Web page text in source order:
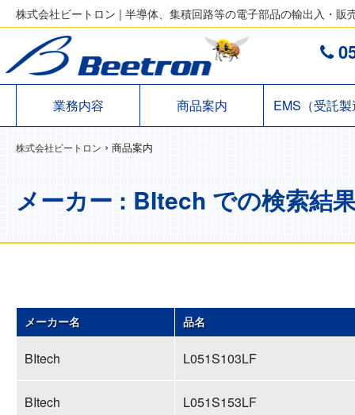
株式会社ビートロン | 半導体、集積回路等の電子部品の輸出入・
業務内容 商品案内 EMS（受託
株式会社ビートロン › 商品案内
メーカー : BItech での検索結
メーカー名 品名
BItech L051S103LF
BItech L051S153LF